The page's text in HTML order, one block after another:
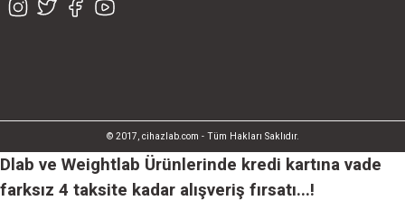
© 2017, cihazlab.com - Tüm Hakları Saklıdır.
Dlab ve Weightlab Ürünlerinde kredi kartına vade
farksız 4 taksite kadar alışveriş fırsatı...!